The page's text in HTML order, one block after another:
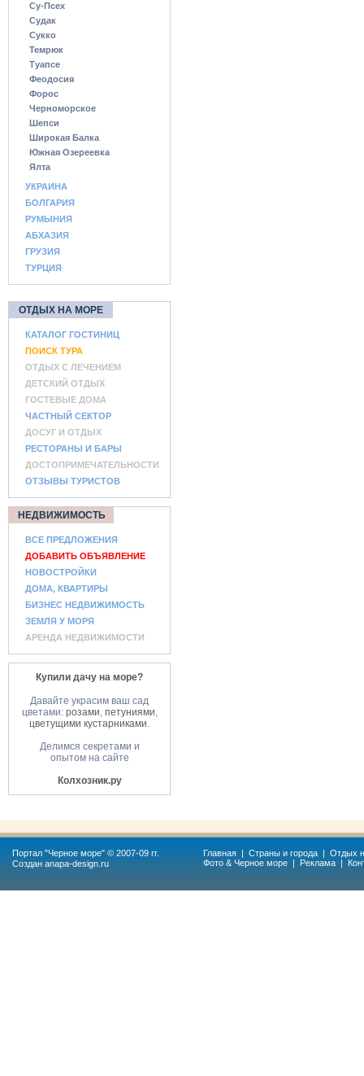
Су-Псех
Судак
Сукко
Темрюк
Туапсе
Феодосия
Форос
Черноморское
Шепси
Широкая Балка
Южная Озереевка
Ялта
УКРАИНА
БОЛГАРИЯ
РУМЫНИЯ
АБХАЗИЯ
ГРУЗИЯ
ТУРЦИЯ
ОТДЫХ НА МОРЕ
КАТАЛОГ ГОСТИНИЦ
ПОИСК ТУРА
ОТДЫХ С ЛЕЧЕНИЕМ
ДЕТСКИЙ ОТДЫХ
ГОСТЕВЫЕ ДОМА
ЧАСТНЫЙ СЕКТОР
ДОСУГ И ОТДЫХ
РЕСТОРАНЫ И БАРЫ
ДОСТОПРИМЕЧАТЕЛЬНОСТИ
ОТЗЫВЫ ТУРИСТОВ
НЕДВИЖИМОСТЬ
ВСЕ ПРЕДЛОЖЕНИЯ
ДОБАВИТЬ ОБЪЯВЛЕНИЕ
НОВОСТРОЙКИ
ДОМА, КВАРТИРЫ
БИЗНЕС НЕДВИЖИМОСТЬ
ЗЕМЛЯ У МОРЯ
АРЕНДА НЕДВИЖИМОСТИ
Купили дачу на море?
Давайте украсим ваш сад
цветами: розами, петуниями,
цветущими кустарниками.
Делимся секретами и
опытом на сайте
Колхозник.ру
Портал "Черное море" © 2007-09 гг.
Создан anapa-design.ru
Главная | Страны и города | Отдых
Фото & Черное море | Реклама |